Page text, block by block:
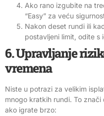
Ako rano izgubite na
“Easy” za veću
Nakon deset rundi ili
postavljeni limit, odite s
6. Upravljanje
vremena
Niste u potrazi za velikim
mnogo kratkih rundi. To
ako igrate brzo: